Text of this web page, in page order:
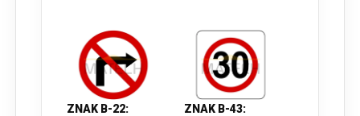
ZNAK B-22:
ZNAK B-43: